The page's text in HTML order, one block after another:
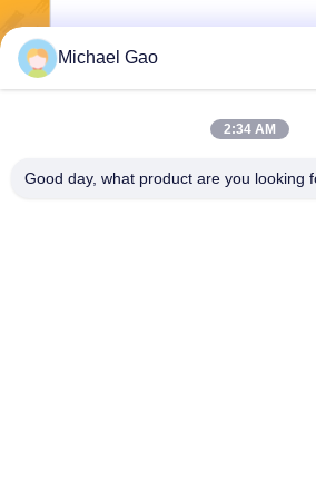
Michael Gao
2:34 AM
Good day, what product are you looking